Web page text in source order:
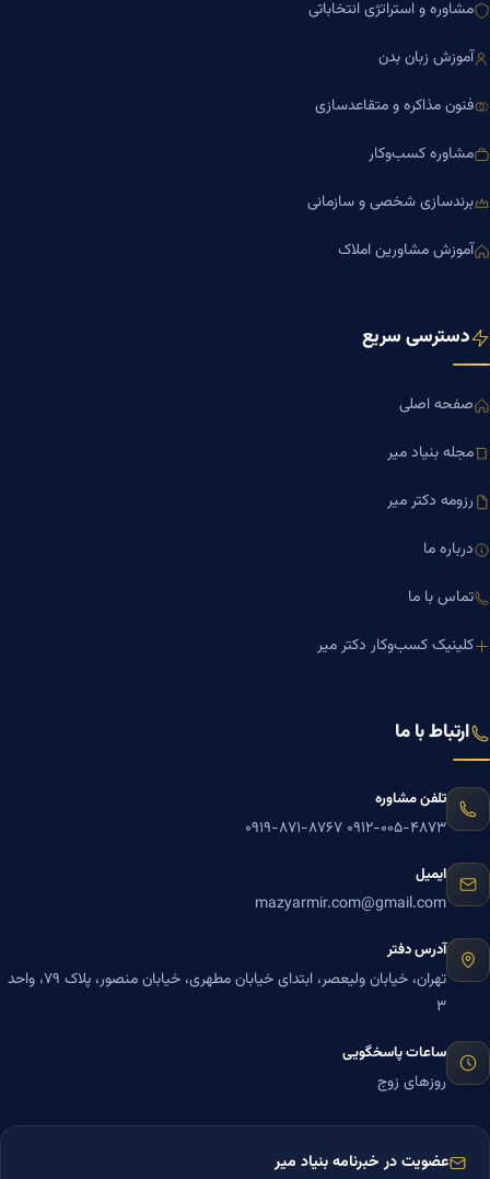
مشاوره و استراتژی انتخاباتی
آموزش زبان بدن
فنون مذاکره و متقاعدسازی
مشاوره کسب‌وکار
برندسازی شخصی و سازمانی
آموزش مشاورین املاک
دسترسی سریع
صفحه اصلی
مجله بنیاد میر
رزومه دکتر میر
درباره ما
تماس با ما
کلینیک کسب‌وکار دکتر میر
ارتباط با ما
تلفن مشاوره
۰۹۱۲-۰۰۵-۴۸۷۳ ۰۹۱۹-۸۷۱-۸۷۶۷
ایمیل
mazyarmir.com@gmail.com
آدرس دفتر
تهران، خیابان ولیعصر، ابتدای خیابان مطهری، خیابان منصور، پلاک ۷۹، واحد
۳
ساعات پاسخگویی
روزهای زوج
عضویت در خبرنامه بنیاد میر